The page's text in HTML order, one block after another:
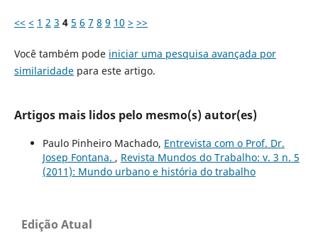
<< < 1 2 3 4 5 6 7 8 9 10 > >>
Você também pode iniciar uma pesquisa avançada por
similaridadepara este artigo.
Artigos mais lidos pelo mesmo(s) autor(es)
Paulo Pinheiro Machado, Entrevista com o Prof. Dr.
Josep Fontana. , Revista Mundos do Trabalho: v. 3 n. 5
(2011): Mundo urbano e história do trabalho
Edição Atual